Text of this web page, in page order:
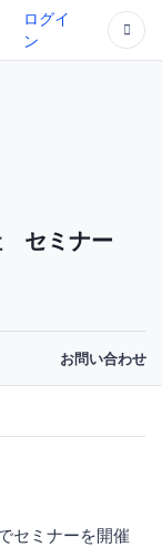
ログイ
ン
セミナー
お問い合わせ
セミナーを開催